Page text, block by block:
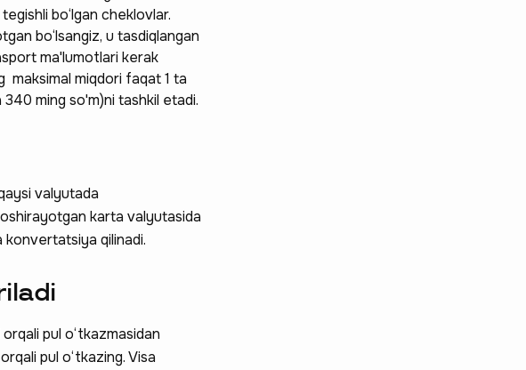
bo‘lgan cheklovlar.
bo‘lsangiz, u tasdiqlangan
ma'lumotlari kerak
maksimal miqdori faqat 1 ta
ming so'm)ni tashkil etadi.
valyutada
karta valyutasida
konvertatsiya qilinadi.
pul o‘tkazmasidan
pul o‘tkazing. Visa